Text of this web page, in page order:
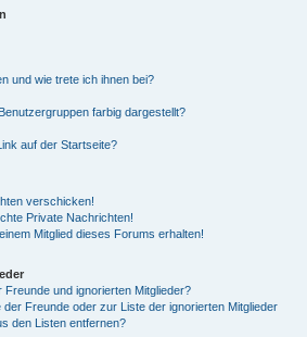
und wie trete ich ihnen bei?
farbig dargestellt?
auf der Startseite?
verschicken!
Private Nachrichten!
Mitglied dieses Forums erhalten!
und ignorierten Mitglieder?
Freunde oder zur Liste der ignorierten Mitglieder
den Listen entfernen?